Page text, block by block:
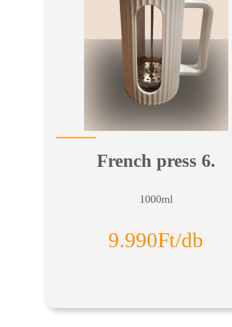
French press 6.
1000ml
9.990Ft/db